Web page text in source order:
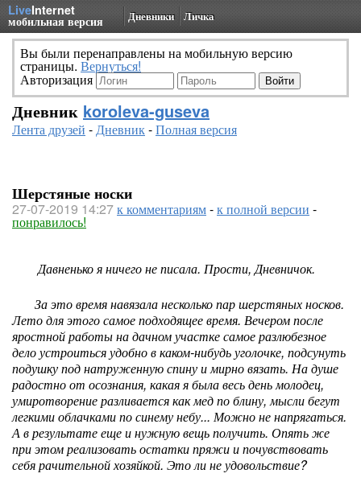
LiveInternet
мобильная версия Дневники Личка
Вы были перенаправлены на мобильную версию
страницы. Вернуться!
Авторизация
Дневник koroleva-guseva
Лента друзей -Дневник-Полная версия
Шерстяные носки
27-07-2019 14:27к комментариям-к полной версии -
понравилось!
Давненько я ничего не писала. Прости, Дневничок.
За это время навязала несколько пар шерстяных носков.
Лето для этого самое подходящее время. Вечером после
яростной работы на дачном участке самое разлюбезное
дело устроиться удобно в каком-нибудь уголочке, подсунуть
подушку под натруженную спину и мирно вязать. На душе
радостно от осознания, какая я была весь день молодец,
умиротворение разливается как мед по блину, мысли бегут
легкими облачками по синему небу... Можно не напрягаться.
А в результате еще и нужную вещь получить. Опять же
при этом реализовать остатки пряжи и почувствовать
себя рачительной хозяйкой. Это ли не удовольствие?